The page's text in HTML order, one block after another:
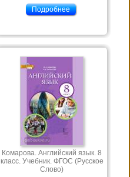
Подробнее
Комарова. Английский язык. 8
класс. Учебник. ФГОС (Русское
Слово)